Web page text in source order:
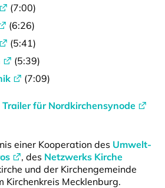
(7:00)
(6:26)
(5:41)
(5:39)
(7:09)
Trailer für Nordkirchensynode
einer Kooperation des Umwelt-
, des Netzwerks Kirche
und der Kirchengemeinde
Kirchenkreis Mecklenburg.